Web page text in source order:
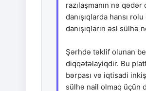
razılaşmanın nə
danışıqlarda hansı
danışıqların əsl sülhə
Şərhdə təklif olunan
diqqətəlayiqdir. Bu
bərpası və iqtisadi
sülhə nail olmaq üçün